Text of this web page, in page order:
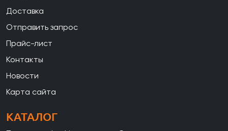
Доставка
Отправить запрос
Прайс-лист
Контакты
Новости
Карта сайта
КАТАЛОГ